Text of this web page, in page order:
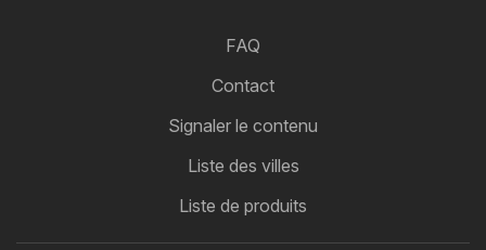
FAQ
Contact
Signaler le contenu
Liste des villes
Liste de produits